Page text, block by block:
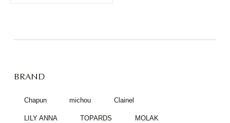
BRAND
Chapun michou Clainel
LILY ANNA TOPARDS MOLAK